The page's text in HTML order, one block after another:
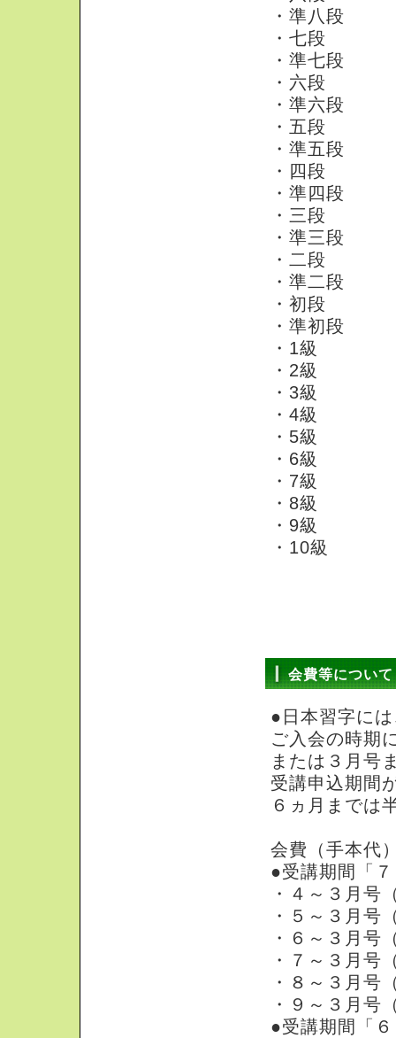
・準八段
・七段
・準七段
・六段
・準六段
・五段
・準五段
・四段
・準四段
・三段
・準三段
・二段
・準二段
・初段
・準初段
・1級
・2級
・3級
・4級
・5級
・6級
・7級
・8級
・9級
・10級
会費等について
●日本習字に
ご入会の時期
または３月号
受講申込期間
６ヵ月までは
会費（手本代
●受講期間「
・４～３月号
・５～３月号
・６～３月号
・７～３月
・８～３月
・９～３月
●受講期間「